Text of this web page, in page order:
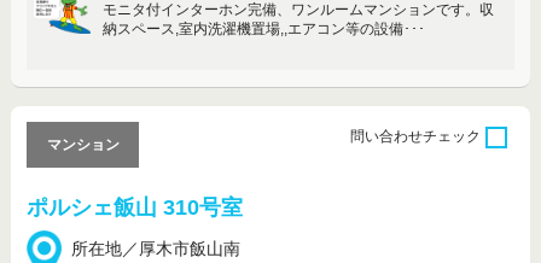
モニタ付インターホン完備、ワンルームマンションです。収
納スペース,室内洗濯機置場,,エアコン等の設備･･･
ポルシェ飯山 310号室
所在地／厚木市飯山南
マンション
問い合わせチェック